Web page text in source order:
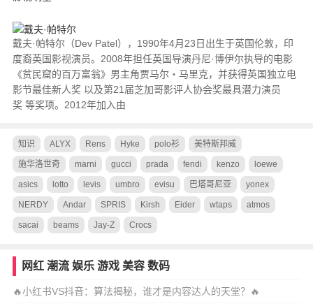
戴夫·帕特尔（Dev Patel），1990年4月23日出生于英国伦敦，印
度裔英国影视演员。2008年担任英国导演丹尼·博伊尔执导的电影
《贫民窟的百万富翁》男主角贾马尔・马里克，并获得英国独立电
影节最佳新人奖 以及第21届芝加哥影评人协会奖最具潜力演员
奖 等奖项。2012年加入由
知识 ALYX Rens Hyke polo衫 美特斯邦威
施华洛世奇 marni gucci prada fendi kenzo loewe
asics lotto levis umbro evisu 巴塔哥尼亚 yonex
NERDY Andar SPRIS Kirsh Eider wtaps atmos
sacai beams Jay-Z Crocs
网红 潮流 娱乐 游戏 美容 数码
🔥小红书VS抖音：算法揭秘，谁才是内容达人的天堂？🔥